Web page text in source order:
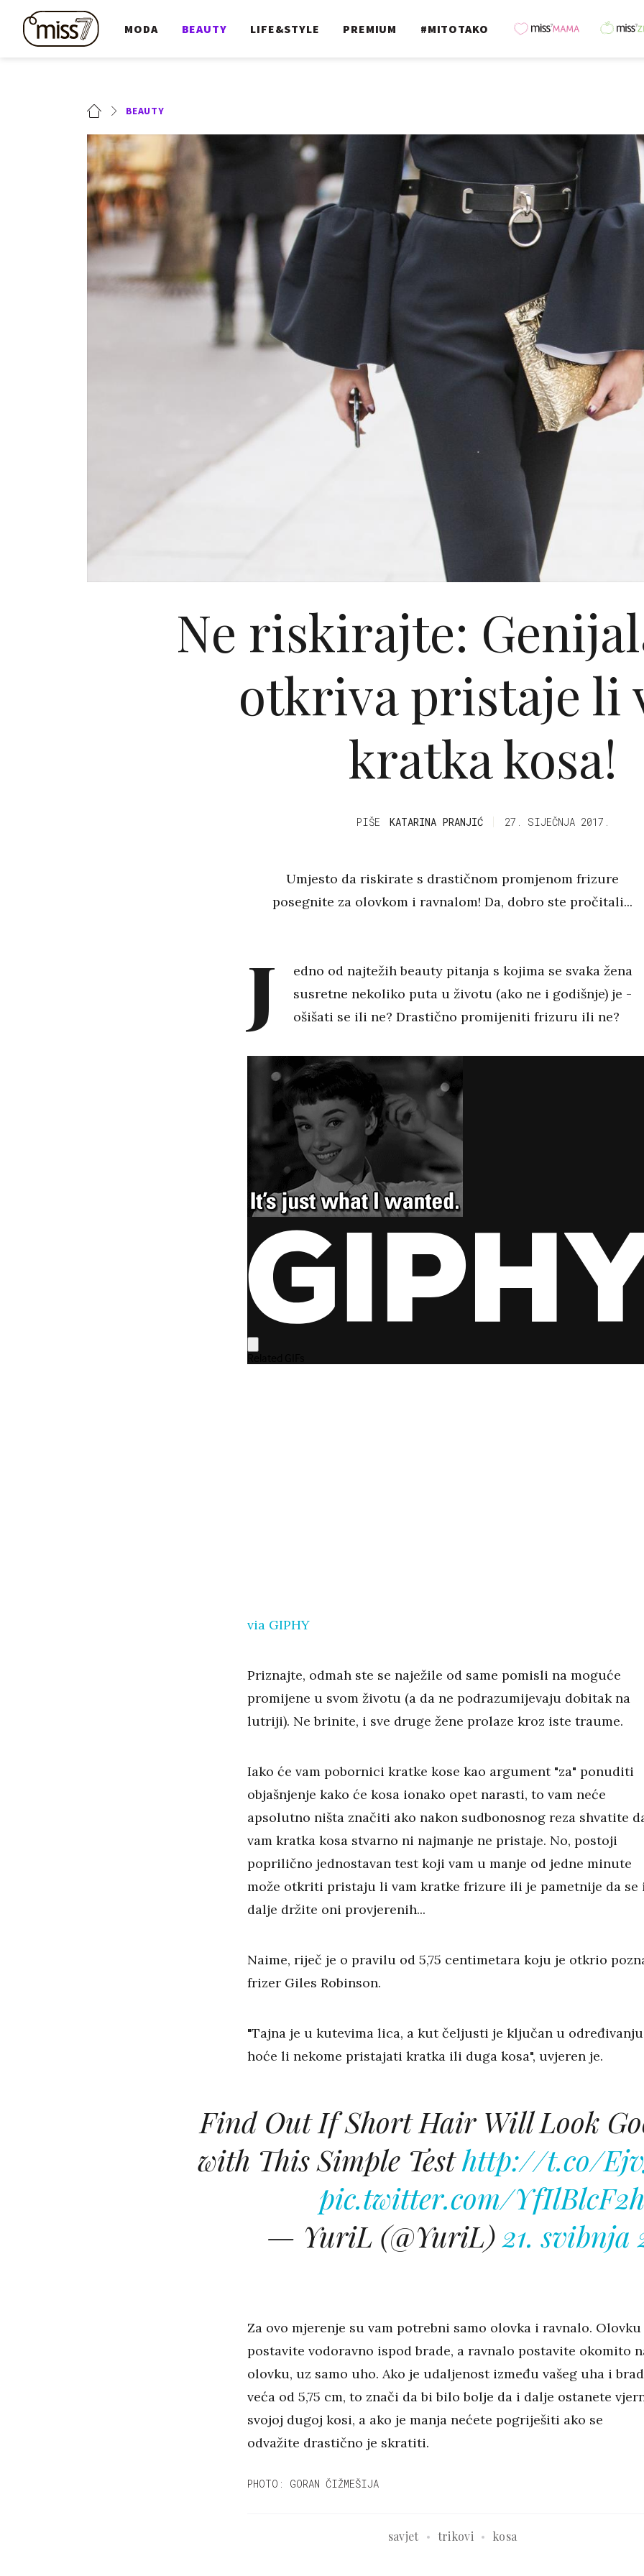
MODA BEAUTY LIFE&STYLE PREMIUM #MITOTAKO
BEAUTY
Ne riskirajte:
otkriva pristaje li
kratka kosa!
PIŠE KATARINA PRANJIĆ 27. SIJEČNJA 2017.
Umjesto da riskirate s drastičnom promjenom frizure
posegnite za olovkom i ravnalom! Da, dobro ste pročitali...
J
edno od najtežih beauty pitanja s kojima se svaka žena
susretne nekoliko puta u životu (ako ne i godišnje) je -
ošišati se ili ne? Drastično promijeniti frizuru ili ne?
via GIPHY
Priznajte, odmah ste se naježile od same pomisli na moguće
promijene u svom životu (a da ne podrazumijevaju dobitak na
lutriji). Ne brinite, i sve druge žene prolaze kroz iste traume.
Iako će vam pobornici kratke kose kao argument "za" ponuditi
objašnjenje kako će kosa ionako opet narasti, to vam neće
apsolutno ništa značiti ako nakon sudbonosnog reza shvatite
vam kratka kosa stvarno ni najmanje ne pristaje. No, postoji
poprilično jednostavan test koji vam u manje od jedne minute
može otkriti pristaju li vam kratke frizure ili je pametnije da se
dalje držite oni provjerenih...
Naime, riječ je o pravilu od 5,75 centimetara koju je otkrio
frizer Giles Robinson.
"Tajna je u kutevima lica, a kut čeljusti je ključan u određivanju
hoće li nekome pristajati kratka ili duga kosa", uvjeren je.
Find Out If Short Hair Will Look
with This Simple Testhttp://t.co/
pic.twitter.com/
— YuriL (@YuriL)21. svibnja
Za ovo mjerenje su vam potrebni samo olovka i ravnalo. Olovku
postavite vodoravno ispod brade, a ravnalo postavite okomito
olovku, uz samo uho. Ako je udaljenost između vašeg uha i
veća od 5,75 cm, to znači da bi bilo bolje da i dalje ostanete
svojoj dugoj kosi, a ako je manja nećete pogriješiti ako se
odvažite drastično je skratiti.
PHOTO: GORAN ČIŽMEŠIJA
savjet trikovi kosa